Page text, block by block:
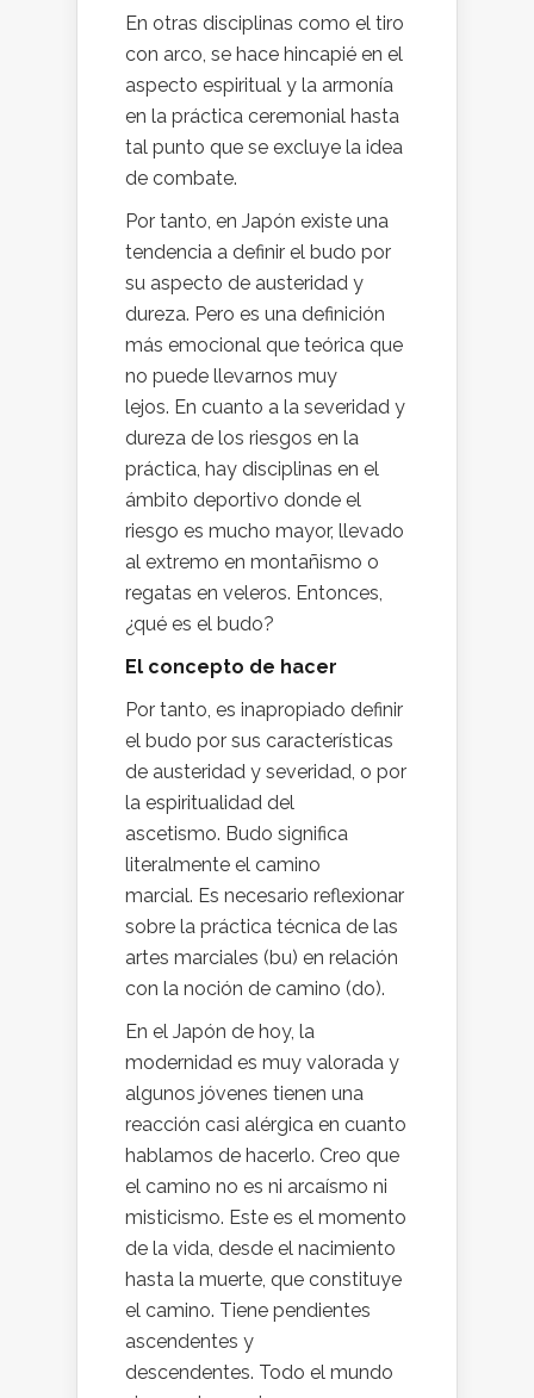
En otras disciplinas como el tiro
con arco, se hace hincapié en el
aspecto espiritual y la armonía
en la práctica ceremonial hasta
tal punto que se excluye la idea
de combate.
Por tanto, en Japón existe una
tendencia a definir el budo por
su aspecto de austeridad y
dureza. Pero es una definición
más emocional que teórica que
no puede llevarnos muy
lejos. En cuanto a la severidad y
dureza de los riesgos en la
práctica, hay disciplinas en el
ámbito deportivo donde el
riesgo es mucho mayor, llevado
al extremo en montañismo o
regatas en veleros. Entonces,
¿qué es el budo?
El concepto de hacer
Por tanto, es inapropiado definir
el budo por sus características
de austeridad y severidad, o por
la espiritualidad del
ascetismo. Budo significa
literalmente el camino
marcial. Es necesario reflexionar
sobre la práctica técnica de las
artes marciales (bu) en relación
con la noción de camino (do).
En el Japón de hoy, la
modernidad es muy valorada y
algunos jóvenes tienen una
reacción casi alérgica en cuanto
hablamos de hacerlo. Creo que
el camino no es ni arcaísmo ni
misticismo. Este es el momento
de la vida, desde el nacimiento
hasta la muerte, que constituye
el camino. Tiene pendientes
ascendentes y
descendentes. Todo el mundo